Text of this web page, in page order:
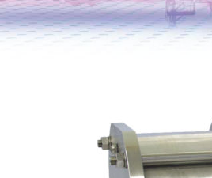
ERWEITERUNGEN